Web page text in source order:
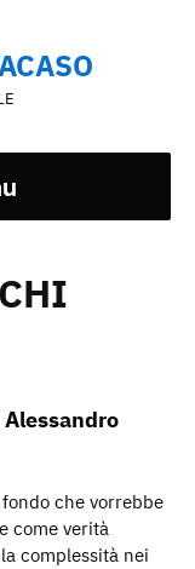
Alessandro
che vorrebbe
come verità
complessità nei